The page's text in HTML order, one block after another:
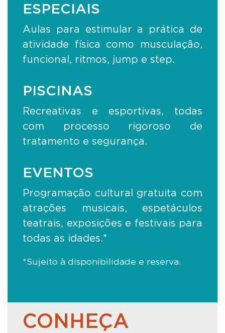
ESPECIAIS
Aulas para estimular a prática de
atividade física como musculação,
funcional, ritmos, jump e step.
PISCINAS
Recreativas e esportivas, todas
com processo rigoroso de
tratamento e segurança.
EVENTOS
Programação cultural gratuita com
atrações musicais, espetáculos
teatrais, exposições e festivais para
todas as idades.*
*Sujeito à disponibilidade e reserva.
CONHEÇA